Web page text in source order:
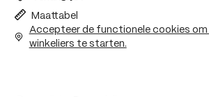
Maattabel
Accepteer de functionele cookies om
winkeliers te starten.